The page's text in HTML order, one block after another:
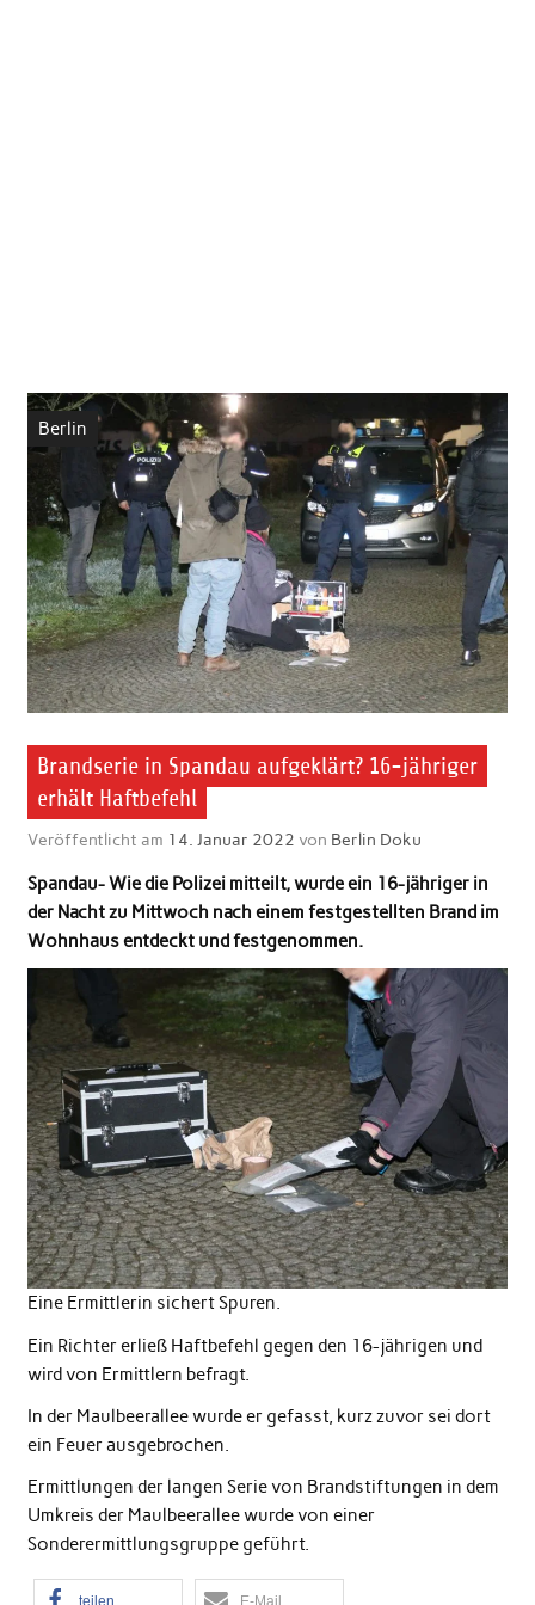
Berlin
Brandserie in Spandau aufgeklärt? 16-jähriger
erhält Haftbefehl
Veröffentlicht am 14. Januar 2022 von Berlin Doku
Spandau- Wie die Polizei mitteilt, wurde ein 16-jähriger in
der Nacht zu Mittwoch nach einem festgestellten Brand im
Wohnhaus entdeckt und festgenommen.
Eine Ermittlerin sichert Spuren.
Ein Richter erließ Haftbefehl gegen den 16-jährigen und
wird von Ermittlern befragt.
In der Maulbeerallee wurde er gefasst, kurz zuvor sei dort
ein Feuer ausgebrochen.
Ermittlungen der langen Serie von Brandstiftungen in dem
Umkreis der Maulbeerallee wurde von einer
Sonderermittlungsgruppe geführt.
teilen E-Mail